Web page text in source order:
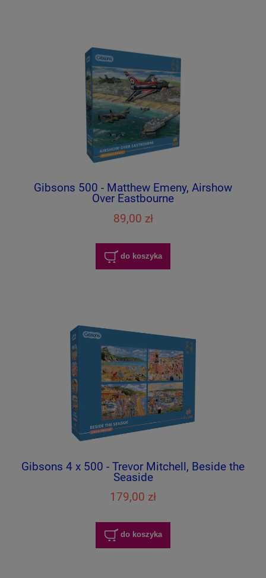
Gibsons 500 - Matthew Emeny, Airshow
Over Eastbourne
89,00 zł
do koszyka
Gibsons 4 x 500 - Trevor Mitchell, Beside the
Seaside
179,00 zł
do koszyka